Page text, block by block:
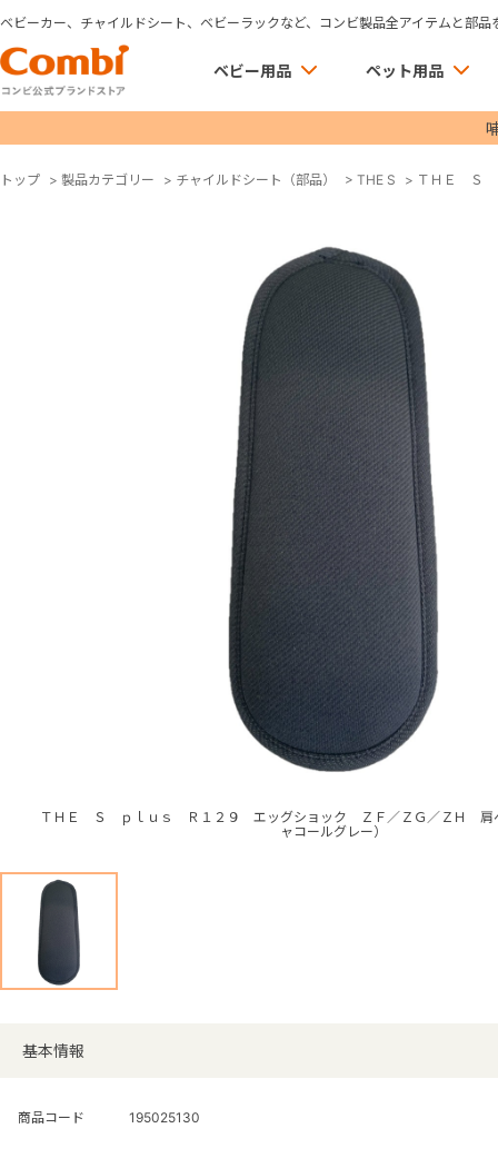
ベビーカー、チャイルドシート、ベビーラックなど、コンビ製品全アイテムと部品
ベビー用品 ペット用品
トップ > 製品カテゴリー > チャイルドシート（部品） > THE S > ＴＨＥ Ｓ
ＴＨＥ Ｓ ｐｌｕｓ Ｒ１２９ エッグショック ＺＦ／ＺＧ／ＺＨ 肩
ャコールグレー）
基本情報
商品コード 195025130